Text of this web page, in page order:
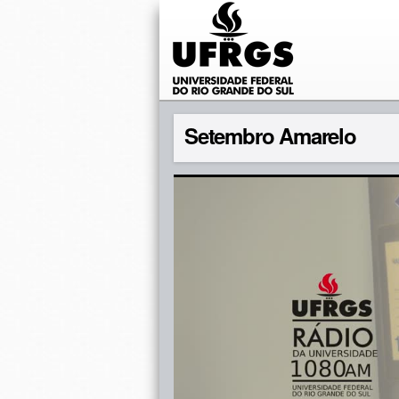
Setembro Amarelo